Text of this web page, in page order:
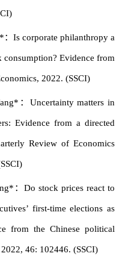
Is corporate philanthropy a
consumption? Evidence from
2022. (SSCI)
：Uncertainty matters in
Evidence from a directed
Review of Economics
：Do stock prices react to
first-time elections as
from the Chinese political
46: 102446. (SSCI)